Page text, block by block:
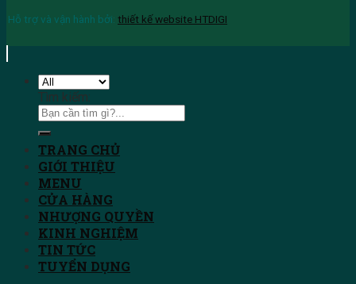
Hỗ trợ và vận hành bởi: thiết kế website HTDIGI
Tìm kiếm:
TRANG CHỦ
GIỚI THIỆU
MENU
CỬA HÀNG
NHƯỢNG QUYỀN
KINH NGHIỆM
TIN TỨC
TUYỂN DỤNG